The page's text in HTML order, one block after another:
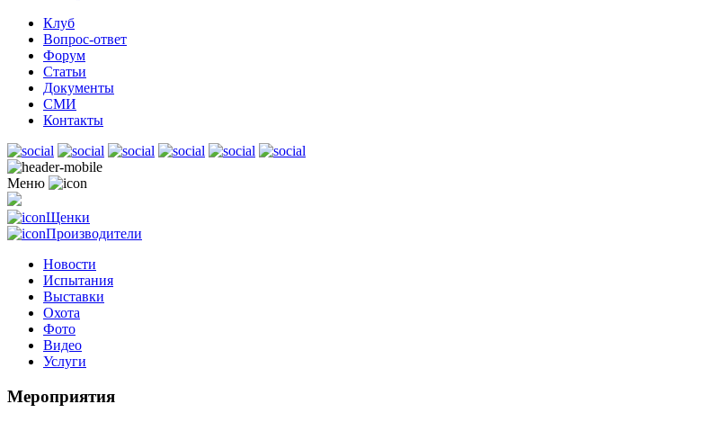
Клуб
Вопрос-ответ
Форум
Статьи
Документы
СМИ
Контакты
Меню
Щенки
Производители
Новости
Испытания
Выставки
Охота
Фото
Видео
Услуги
Мероприятия